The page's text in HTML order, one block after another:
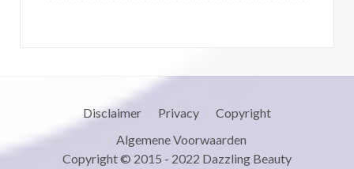
Disclaimer Privacy
Copyright
Algemene Voorwaarden
Copyright © 2015 - 2022 Dazzling Beauty